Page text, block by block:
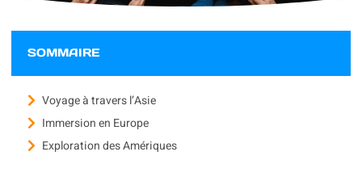
SOMMAIRE
Voyage à travers l’Asie
Immersion en Europe
Exploration des Amériques